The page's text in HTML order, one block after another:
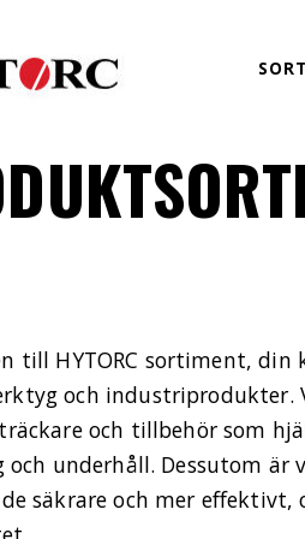
till HYTORC sortiment,
och
och tillbehör som
och underhåll. Dessutom
säkrare och mer